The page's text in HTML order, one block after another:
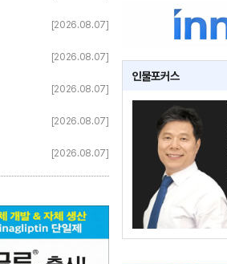
[2026.08.07]
[2026.08.07]
[2026.08.07]
[2026.08.07]
[2026.08.07]
인물포커스